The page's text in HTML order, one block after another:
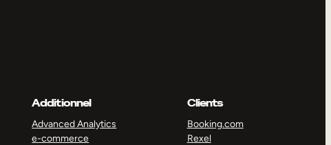
Additionnel
Advanced Analytics
e-commerce
Clients
Booking.com
Rexel